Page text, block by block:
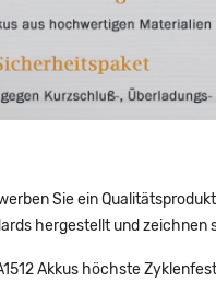
Sie ein
hergestellt und zeichnen
Akkus höchste